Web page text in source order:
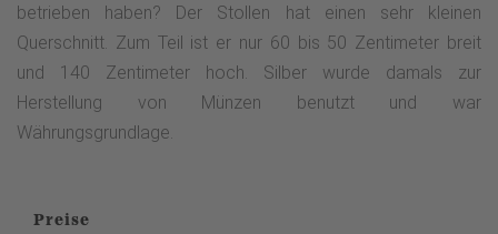
betrieben haben? Der Stollen hat einen sehr kleinen
Querschnitt. Zum Teil ist er nur 60 bis 50 Zentimeter breit
und 140 Zentimeter hoch. Silber wurde damals zur
Herstellung von Münzen benutzt und war
Währungsgrundlage.
Preise